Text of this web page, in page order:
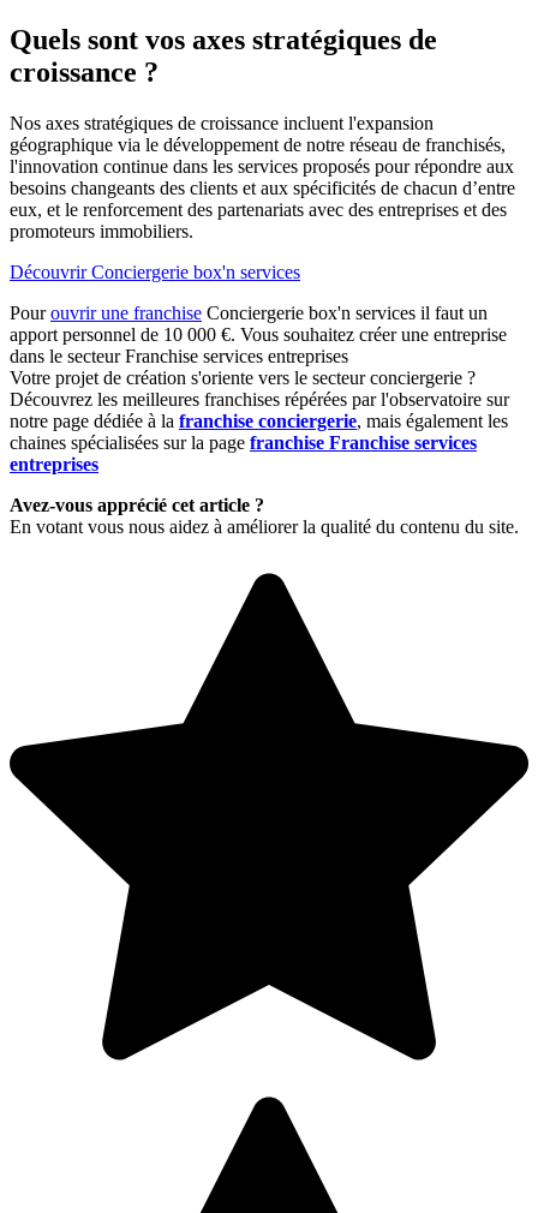
Quels sont vos axes stratégiques de
croissance ?
Nos axes stratégiques de croissance incluent l'expansion
géographique via le développement de notre réseau de franchisés,
l'innovation continue dans les services proposés pour répondre aux
besoins changeants des clients et aux spécificités de chacun d’entre
eux, et le renforcement des partenariats avec des entreprises et des
promoteurs immobiliers.
Découvrir Conciergerie box'n services
Pourouvrir une franchise Conciergerie box'n services il faut un
apport personnel de 10 000 €. Vous souhaitez créer une entreprise
dans le secteur Franchise services entreprises
Votre projet de création s'oriente vers le secteur conciergerie ?
Découvrez les meilleures franchises répérées par l'observatoire sur
notre page dédiée à la franchise conciergerie, mais également les
chaines spécialisées sur la page franchise Franchise services
entreprises
Avez-vous apprécié cet article ?
En votant vous nous aidez à améliorer la qualité du contenu du site.